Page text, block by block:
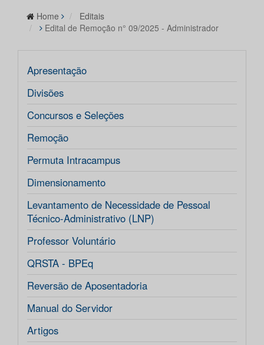
Home
Editais
Edital de Remoção n° 09/2025 - Administrador
Apresentação
Divisões
Concursos e Seleções
Remoção
Permuta Intracampus
Dimensionamento
Levantamento de Necessidade de Pessoal
Técnico-Administrativo (LNP)
Professor Voluntário
QRSTA - BPEq
Reversão de Aposentadoria
Manual do Servidor
Artigos